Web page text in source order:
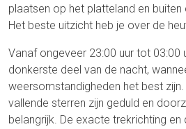
plaatsen op het platteland en
Het beste uitzicht heb je over de
Vanaf ongeveer 23:00 uur tot 03:00
donkerste deel van de nacht,
weersomstandigheden het best
vallende sterren zijn geduld en
belangrijk. De exacte trekrichting en